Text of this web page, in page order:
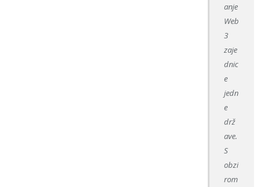
anje
Web
3
zaje
dnic
e
jedn
e
drž
ave.
S
obzi
rom